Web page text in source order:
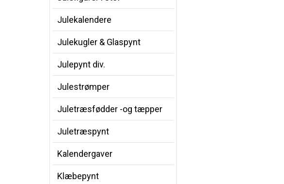
Julekalendere
Julekugler & Glaspynt
Julepynt div.
Julestrømper
Juletræsfødder -og tæpper
Juletræspynt
Kalendergaver
Klæbepynt